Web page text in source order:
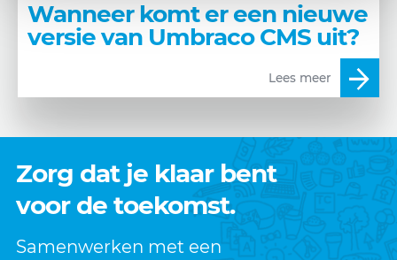
Wanneer komt er een nieuwe
versie van Umbraco CMS uit?
Lees meer
Zorg dat je klaar bent
voor de toekomst.
Samenwerken met een